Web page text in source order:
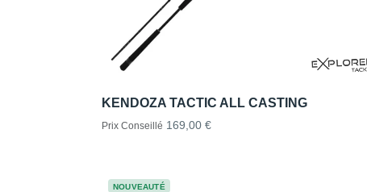
KENDOZA TACTIC ALL CASTING
Prix Conseillé 169,00 €
NOUVEAUTÉ